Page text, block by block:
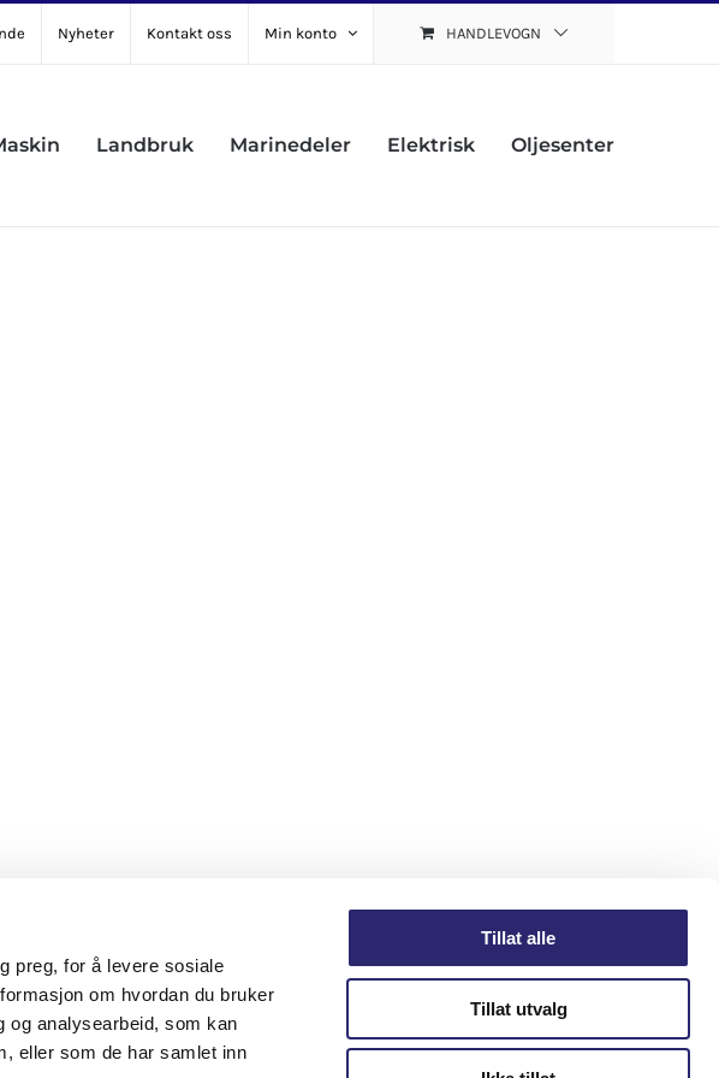
preg, for å levere sosiale
om hvordan du bruker
og analysearbeid, som kan
eller som de har samlet inn
Tillat alle
Tillat utvalg
Nyheter Kontakt oss Min konto HANDLEVOGN
Landbruk Marinedeler Elektrisk Oljesenter
BK onCode